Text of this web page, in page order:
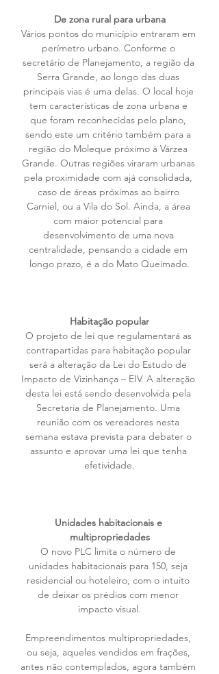
De zona rural para urbana
Vários pontos do município entraram em
perímetro urbano. Conforme o
secretário de Planejamento, a região da
Serra Grande, ao longo das duas
principais vias é uma delas. O local hoje
tem características de zona urbana e
que foram reconhecidas pelo plano,
sendo este um critério também para a
região do Moleque próximo à Várzea
Grande. Outras regiões viraram urbanas
pela proximidade com ajá consolidada,
caso de áreas próximas ao bairro
Carniel, ou a Vila do Sol. Ainda, a área
com maior potencial para
desenvolvimento de uma nova
centralidade, pensando a cidade em
longo prazo, é a do Mato Queimado.
Habitação popular
O projeto de lei que regulamentará as
contrapartidas para habitação popular
será a alteração da Lei do Estudo de
Impacto de Vizinhança – EIV. A alteração
desta lei está sendo desenvolvida pela
Secretaria de Planejamento. Uma
reunião com os vereadores nesta
semana estava prevista para debater o
assunto e aprovar uma lei que tenha
efetividade.
Unidades habitacionais e
multipropriedades
O novo PLC limita o número de
unidades habitacionais para 150, seja
residencial ou hoteleiro, com o intuito
de deixar os prédios com menor
impacto visual.
Empreendimentos multipropriedades,
ou seja, aqueles vendidos em frações,
antes não contemplados, agora também